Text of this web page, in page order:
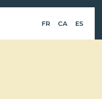
FR CA ES